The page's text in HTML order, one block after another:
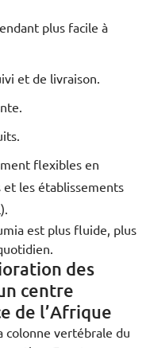
plus facile à
et de livraison.
flexibles en
et les établissements
est plus fluide, plus
des
centre
de l’Afrique
colonne vertébrale du